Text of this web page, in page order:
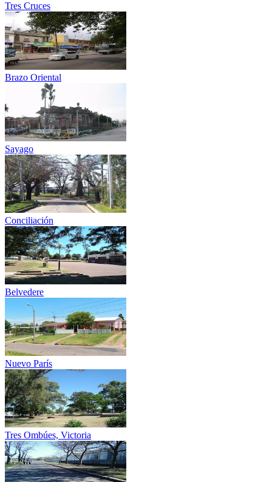
Tres Cruces
Brazo Oriental
Sayago
Conciliación
Belvedere
Nuevo París
Tres Ombúes, Victoria